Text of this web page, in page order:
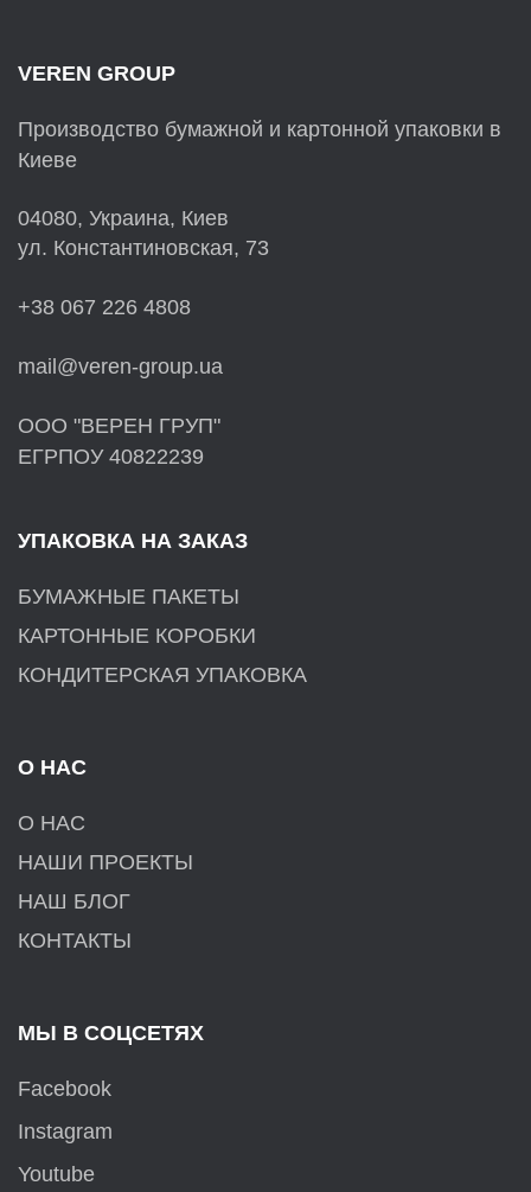
VEREN GROUP
Производство бумажной и картонной упаковки в
Киеве
04080, Украина, Киев
ул. Константиновская, 73
+38 067 226 4808
mail@veren-group.ua
ООО "ВЕРЕН ГРУП"
ЕГРПОУ 40822239
УПАКОВКА НА ЗАКАЗ
БУМАЖНЫЕ ПАКЕТЫ
КАРТОННЫЕ КОРОБКИ
КОНДИТЕРСКАЯ УПАКОВКА
О НАС
О НАС
НАШИ ПРОЕКТЫ
НАШ БЛОГ
КОНТАКТЫ
МЫ В СОЦСЕТЯХ
Facebook
Instagram
Youtube